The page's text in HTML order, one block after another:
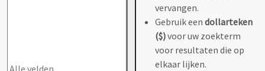
vervangen.
Gebruik een dollarteken
($)voor uw zoekterm
voor resultaten die op
elkaar lijken.